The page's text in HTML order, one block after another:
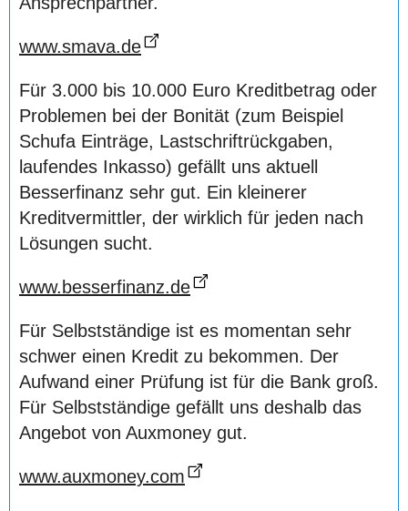
www.smava.de
Für 3.000 bis 10.000 Euro Kreditbetrag oder
Problemen bei der Bonität (zum Beispiel
Schufa Einträge, Lastschriftrückgaben,
laufendes Inkasso) gefällt uns aktuell
Besserfinanz sehr gut. Ein kleinerer
Kreditvermittler, der wirklich für jeden nach
Lösungen sucht.
www.besserfinanz.de
Für Selbstständige ist es momentan sehr
schwer einen Kredit zu bekommen. Der
Aufwand einer Prüfung ist für die Bank groß.
Für Selbstständige gefällt uns deshalb das
Angebot von Auxmoney gut.
www.auxmoney.com